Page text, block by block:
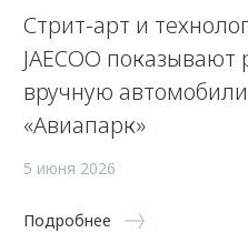
Стрит-арт и
JAECOO
вручную
«Авиапарк»
5 июня 2026
Подробнее